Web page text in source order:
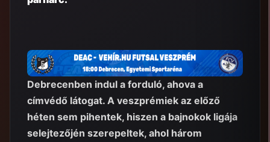
Debrecenben indul a forduló, ahova a
címvédő látogat. A veszprémiek az előző
héten sem pihentek, hiszen a bajnokok ligája
selejtezőjén szerepeltek, ahol három